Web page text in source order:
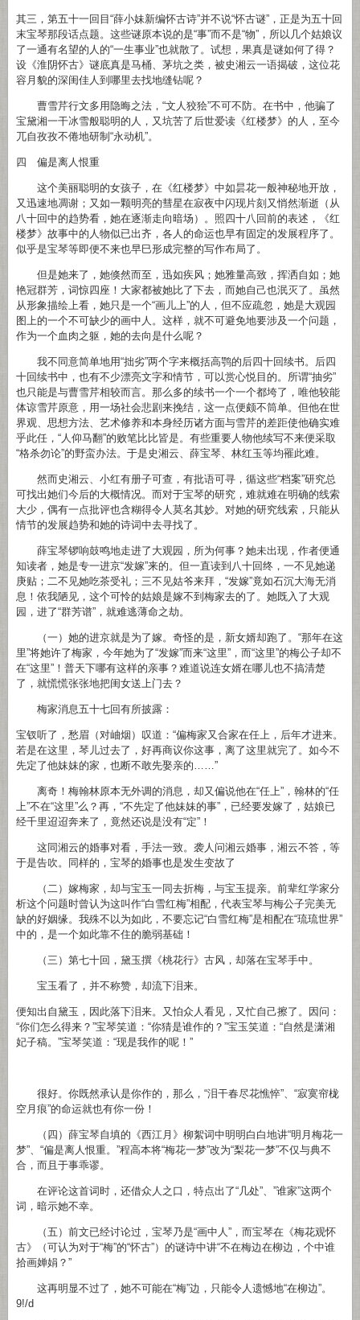
其三，第五十一回目“薛小妹新编怀古诗”并不说“怀古谜”，正是为五十回
末宝琴那段话点题。这些谜原本说的是“事”而不是“物”，所以几个姑娘议
了一通有名望的人的“一生事业”也就散了。试想，果真是谜如何了得？
设《淮阴怀古》谜底真是马桶、茅坑之类，被史湘云一语揭破，这位花
容月貌的深闺佳人到哪里去找地缝钻呢？
曹雪芹行文多用隐晦之法，“文人狡狯”不可不防。在书中，他骗了
宝黛湘一干冰雪般聪明的人，又坑苦了后世爱读《红楼梦》的人，至今
兀自孜孜不倦地研制“永动机”。
四 偏是离人恨重
这个美丽聪明的女孩子，在《红楼梦》中如昙花一般神秘地开放，
又迅速地凋谢；又如一颗明亮的彗星在寂夜中闪现片刻又悄然渐逝（从
八十回中的趋势看，她在逐渐走向暗场）。照四十八回前的表述，《红
楼梦》故事中的人物似已出齐，各人的命运也早有固定的发展程序了。
似乎是宝琴等即便不来也早巳形成完整的写作布局了。
但是她来了，她倏然而至，迅如疾风；她雅量高致，挥洒自如；她
艳冠群芳，词惊四座！大家都被她比了下去，而她自己也泯灭了。虽然
从形象描绘上看，她只是一个“画儿上”的人，但不应疏忽，她是大观园
图上的一个不可缺少的画中人。这样，就不可避免地要涉及一个问题，
作为一个血肉之躯，她的去向是什么呢？
我不同意简单地用“拙劣”两个字来概括高鹗的后四十回续书。后四
十回续书中，也有不少漂亮文字和情节，可以赏心悦目的。所谓“抽劣”
也只能是与曹雪芹相较而言。那么多的续书一个一个都垮了，唯他较能
体谅雪芹原意，用一场社会悲剧来挽结，这一点便颇不筒单。但他在世
界观、思想方法、艺术修养和本身经历诸方面与雪芹的差距使他确实难
乎此任，“人仰马翻”的败笔比比皆是。有些重要人物他续写不来便采取
“格杀勿论”的野蛮办法。于是史湘云、薛宝琴、林红玉等均罹此难。
然而史湘云、小红有册子可查，有批语可寻，循这些“档案”研究总
可找出她们今后的大概情况。而对于宝琴的研究，难就难在明确的线索
大少，偶有一点批评也含糊得令人莫名其妙。对她的研究线索，只能从
情节的发展趋势和她的诗词中去寻找了。
薛宝琴锣响鼓鸣地走进了大观园，所为何事？她未出现，作者便通
知读者，她是专一进京“发嫁”来的。但一直读到八十回终，一不见她递
庚贴；二不见她吃茶受礼；三不见姑爷来拜，“发嫁”竟如石沉大海无消
息！依我陋见，这个可怜的姑娘是嫁不到梅家去的了。她既入了大观
园，进了“群芳谱”，就难逃薄命之劫。
（一）她的进京就是为了嫁。奇怪的是，新女婿却跑了。“那年在这
里”将她许了梅家，今年她为了“发嫁”而来“这里”，而“这里”的梅公子却不
在“这里”！普天下哪有这样的亲事？难道说连女婿在哪儿也不搞清楚
了，就慌慌张张地把闺女送上门去？
梅家消息五十七回有所披露：
宝钗听了，愁眉（对岫烟）叹道：“偏梅家又合家在任上，后年才进来。
若是在这里，琴儿过去了，好再商议你这事，离了这里就完了。如今不
先定了他妹妹的家，也断不敢先娶亲的……”
离奇！梅翰林原本无外调的消息，却又偏说他在“任上”，翰林的“任
上”不在“这里”么？再，“不先定了他妹妹的事”，已经要发嫁了，姑娘已
经千里迢迢奔来了，竟然还说是没有“定”！
这同湘云的婚事对看，手法一致。袭人问湘云婚事，湘云不答，等
于是告吹。同样的，宝琴的婚事也是发生变故了
（二）嫁梅家，却与宝玉一同去折梅，与宝玉提亲。前辈红学家分
析这个问题时曾认为这叫作“白雪红梅”相配，代表宝琴与梅公子完美无
缺的好姻缘。我殊不以为如此，不要忘记“白雪红梅”是相配在“琉琉世界”
中的，是一个如此靠不住的脆弱基础！
（三）第七十回，黛玉撰《桃花行》古风，却落在宝琴手中。
宝玉看了，并不称赞，却流下泪来。
便知出自黛玉，因此落下泪来。又怕众人看见，又忙自己擦了。因问：
“你们怎么得来？”宝琴笑道：“你猜是谁作的？”宝玉笑道：“自然是潇湘
妃子稿。”宝琴笑道：“现是我作的呢！”
很好。你既然承认是你作的，那么，“泪干春尽花憔悴”、“寂寞帘栊
空月痕”的命运就也有你一份！
（四）薛宝琴自填的《西江月》柳絮词中明明白白地讲“明月梅花一
梦”、“偏是离人恨重。”程高本将“梅花一梦”改为“梨花一梦”不仅与典不
合，而且于事乖谬。
在评论这首词时，还借众人之口，特点出了“几处”、”谁家”这两个
词，暗示她不幸。
（五）前文已经讨论过，宝琴乃是“画中人”，而宝琴在《梅花观怀
古》（可认为对于“梅”的“怀古”）的谜诗中讲“不在梅边在柳边，个中谁
拾画婵娟？”
这再明显不过了，她不可能在“梅”边，只能令人遗憾地“在柳边”。
9!/d